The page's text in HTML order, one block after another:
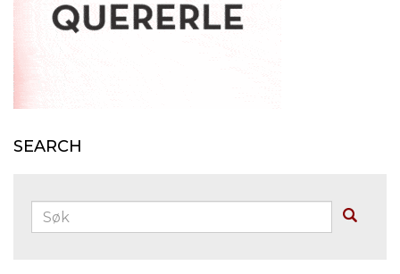
SEARCH
Søk: